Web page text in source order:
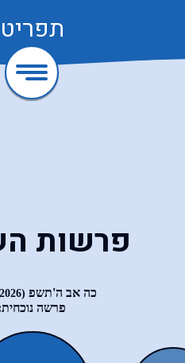
תפריט
פרשות
כה אב ה'תשפ (08/08/2026)
פרשה